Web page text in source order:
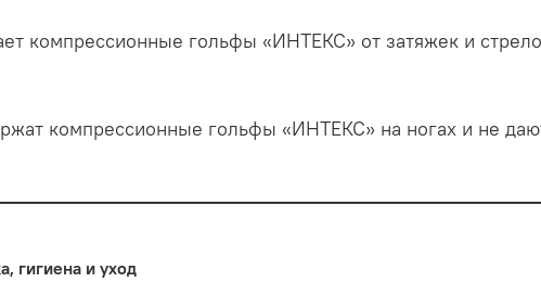
компрессионные гольфы «ИНТЕКС» от затяжек и
компрессионные гольфы «ИНТЕКС» на ногах и не
гигиена и уход